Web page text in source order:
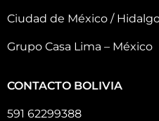
Ciudad de México /
Grupo Casa Lima – México
CONTACTO BOLIVIA
591 62299388